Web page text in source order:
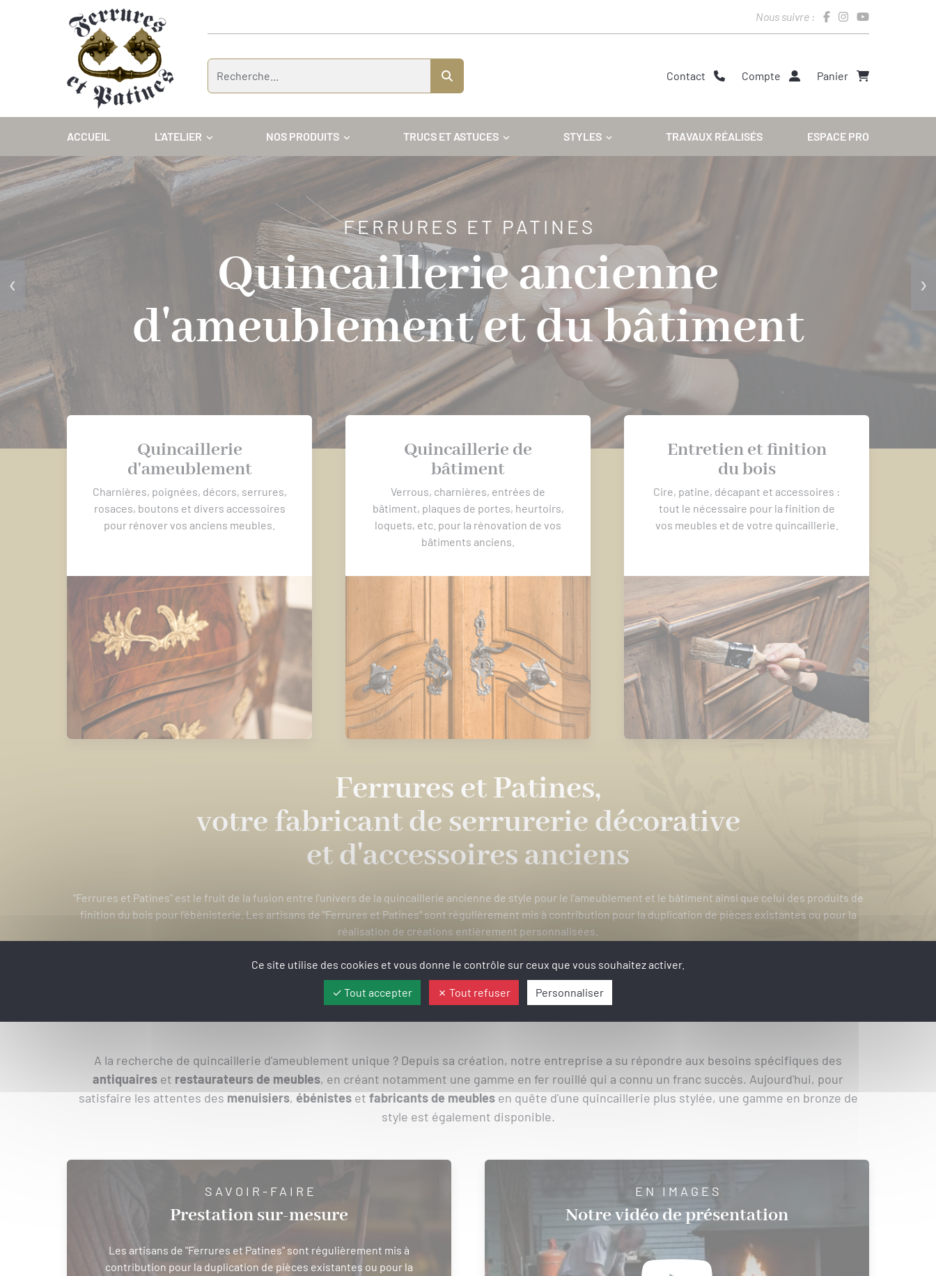
Nous suivre :
Contact Compte Panier
ACCUEIL L'ATELIER NOS PRODUITS TRUCS ET ASTUCES STYLES TRAVAUX RÉALISÉS ESPACE PRO
FERRURES ET PATINES
Quincaillerie ancienne
d'ameublement et du bâtiment
Quincaillerie
d'ameublement
Charnières, poignées, décors, serrures,
rosaces, boutons et divers accessoires
pour rénover vos anciens meubles.
Quincaillerie de
bâtiment
Verrous, charnières, entrées de
bâtiment, plaques de portes, heurtoirs,
loquets, etc. pour la rénovation de vos
bâtiments anciens.
Entretien et finition
du bois
Cire, patine, décapant et accessoires :
tout le nécessaire pour la finition de
vos meubles et de votre quincaillerie.
Ferrures et Patines,
votre fabricant de serrurerie décorative
et d'accessoires anciens
"Ferrures et Patines" est le fruit de la fusion entre l'univers de la quincaillerie ancienne de style pour le l'ameublement et le bâtiment ainsi que celui des produits de
finition du bois pour l'ébénisterie. Les artisans de "Ferrures et Patines" sont régulièrement mis à contribution pour la duplication de pièces existantes ou pour la
réalisation de créations entièrement personnalisées.
ATELIER ET SAVOIR-FAIRE
A la recherche de quincaillerie d'ameublement unique ? Depuis sa création, notre entreprise a su répondre aux besoins spécifiques des
antiquaires et restaurateurs de meubles, en créant notamment une gamme en fer rouillé qui a connu un franc succès. Aujourd'hui, pour
satisfaire les attentes des menuisiers, ébénisteset fabricants de meublesen quête d'une quincaillerie plus stylée, une gamme en bronze de
style est également disponible.
SAVOIR-FAIRE
Prestation sur-mesure
Les artisans de "Ferrures et Patines" sont régulièrement mis à
contribution pour la duplication de pièces existantes ou pour la
EN IMAGES
Notre vidéo de présentation
Panneau de gestion des cookies
Ce site utilise des cookies et vous donne le contrôle sur ceux que vous souhaitez activer.
Tout accepter Tout refuser Personnaliser